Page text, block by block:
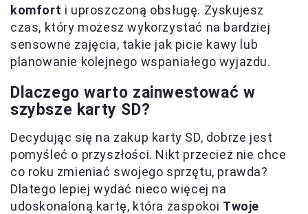
komfort i uproszczoną obsługę. Zyskujesz
czas, który możesz wykorzystać na bardziej
sensowne zajęcia, takie jak picie kawy lub
planowanie kolejnego wspaniałego wyjazdu.
Dlaczego warto zainwestować w
szybsze karty SD?
Decydując się na zakup karty SD, dobrze jest
pomyśleć o przyszłości. Nikt przecież nie chce
co roku zmieniać swojego sprzętu, prawda?
Dlatego lepiej wydać nieco więcej na
udoskonaloną kartę, która zaspokoi Twoje